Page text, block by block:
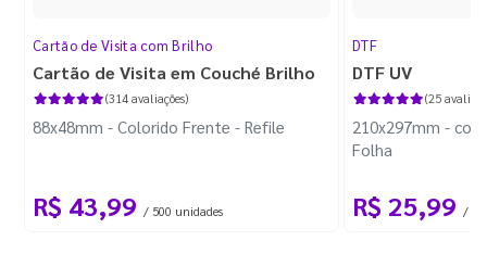
Cartão de Visita com Brilho
Cartão de Visita em Couché Brilho
(314 avaliações)
88x48mm - Colorido Frente - Refile
R$ 43,99 / 500 unidades
DTF
DTF UV
(25
210x297mm -
Folha
R$ 25,99 / 1